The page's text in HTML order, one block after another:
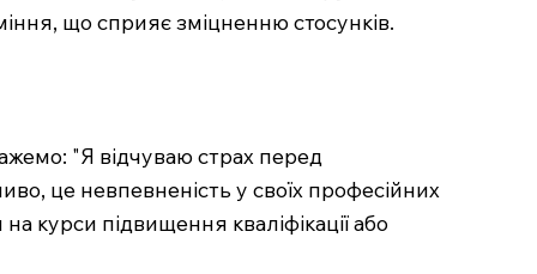
що сприяє зміцненню стосунків.
"Я відчуваю страх перед
це невпевненість у своїх професійних
курси підвищення кваліфікації або